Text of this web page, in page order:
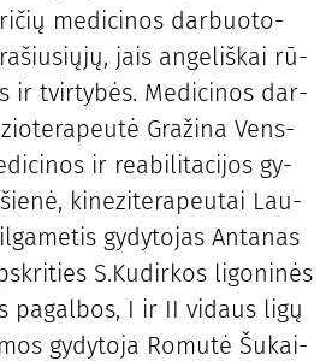
me­di­ci­nos dar­buo­to­
jais an­ge­liš­kai rū­
ir tvir­ty­bės. Me­di­ci­nos dar­
Gra­ži­na Vens­
ir re­a­bi­li­ta­ci­jos gy­
ki­ne­zi­te­ra­peu­tai Lau­
gydytojas Antanas
S.Ku­dirkos ligoninės
pagalbos, I ir II vidaus ligų
gy­dy­to­ja Ro­mu­tė Šu­kai­